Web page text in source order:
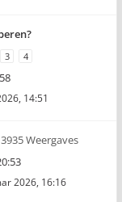
3 4
14:51
Weergaves
2026, 16:16